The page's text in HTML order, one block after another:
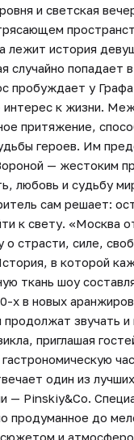
и светская
лежит история
случайно попадает
пробуждает у
интерес к жизни.
притяжение,
героев. Им
— жестоким
любовь и судьбу
сам решает:
к свету. «Москва
о страсти, силе,
в которой
ткань шоу
х в новых
продолжат звучать и
приглашая
один из
— Pinskiy&Co.
продуманное до
и